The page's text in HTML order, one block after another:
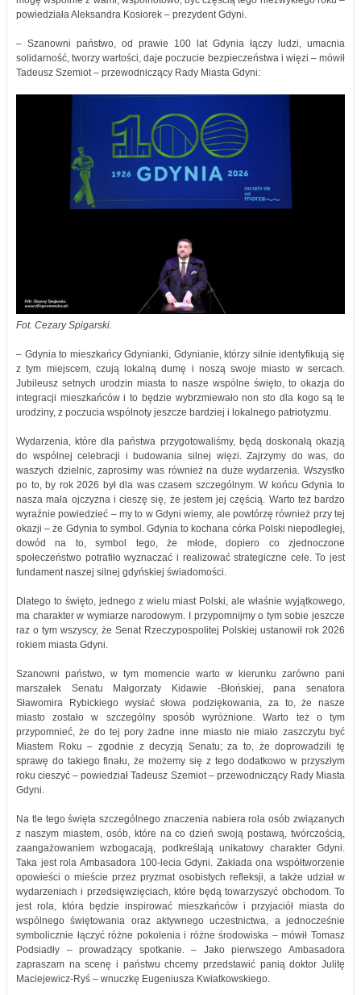
powiedziała Aleksandra Kosiorek – prezydent Gdyni.
– Szanowni państwo, od prawie 100 lat Gdynia łączy ludzi, umacnia
solidarność, tworzy wartości, daje poczucie bezpieczeństwa i więzi – mówił
Tadeusz Szemiot – przewodniczący Rady Miasta Gdyni:
Fot. Cezary Spigarski.
– Gdynia to mieszkańcy Gdynianki, Gdynianie, którzy silnie identyfikują się
z tym miejscem, czują lokalną dumę i noszą swoje miasto w sercach.
Jubileusz setnych urodzin miasta to nasze wspólne święto, to okazja do
integracji mieszkańców i to będzie wybrzmiewało non sto dla kogo są te
urodziny, z poczucia wspólnoty jeszcze bardziej i lokalnego patriotyzmu.
Wydarzenia, które dla państwa przygotowaliśmy, będą doskonałą okazją
do wspólnej celebracji i budowania silnej więzi. Zajrzymy do was, do
waszych dzielnic, zaprosimy was również na duże wydarzenia. Wszystko
po to, by rok 2026 był dla was czasem szczególnym. W końcu Gdynia to
nasza mała ojczyzna i cieszę się, że jestem jej częścią. Warto też bardzo
wyraźnie powiedzieć – my to w Gdyni wiemy, ale powtórzę również przy tej
okazji – że Gdynia to symbol. Gdynia to kochana córka Polski niepodległej,
dowód na to, symbol tego, że młode, dopiero co zjednoczone
społeczeństwo potrafiło wyznaczać i realizować strategiczne cele. To jest
fundament naszej silnej gdyńskiej świadomości.
Dlatego to święto, jednego z wielu miast Polski, ale właśnie wyjątkowego,
ma charakter w wymiarze narodowym. I przypomnijmy o tym sobie jeszcze
raz o tym wszyscy, że Senat Rzeczypospolitej Polskiej ustanowił rok 2026
rokiem miasta Gdyni.
Szanowni państwo, w tym momencie warto w kierunku zarówno pani
marszałek Senatu Małgorzaty Kidawie -Błońskiej, pana senatora
Sławomira Rybickiego wysłać słowa podziękowania, za to, że nasze
miasto zostało w szczególny sposób wyróżnione. Warto też o tym
przypomnieć, że do tej pory żadne inne miasto nie miało zaszczytu być
Miastem Roku – zgodnie z decyzją Senatu; za to, że doprowadzili tę
sprawę do takiego finału, że możemy się z tego dodatkowo w przyszłym
roku cieszyć – powiedział Tadeusz Szemiot – przewodniczący Rady Miasta
Gdyni.
Na tle tego święta szczególnego znaczenia nabiera rola osób związanych
z naszym miastem, osób, które na co dzień swoją postawą, twórczością,
zaangażowaniem wzbogacają, podkreślają unikatowy charakter Gdyni.
Taka jest rola Ambasadora 100-lecia Gdyni. Zakłada ona współtworzenie
opowieści o mieście przez pryzmat osobistych refleksji, a także udział w
wydarzeniach i przedsięwzięciach, które będą towarzyszyć obchodom. To
jest rola, która będzie inspirować mieszkańców i przyjaciół miasta do
wspólnego świętowania oraz aktywnego uczestnictwa, a jednocześnie
symbolicznie łączyć różne pokolenia i różne środowiska – mówił Tomasz
Podsiadły – prowadzący spotkanie. – Jako pierwszego Ambasadora
zapraszam na scenę i państwu chcemy przedstawić panią doktor Julitę
Maciejewicz-Ryś – wnuczkę Eugeniusza Kwiatkowskiego.